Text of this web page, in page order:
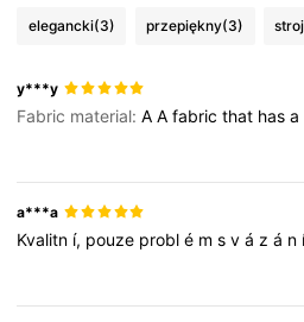
elegancki(3) przepiękny(3)
y***y
Fabric material:AAfabricthat hasa
a***a
Kvalitn í, pouze problé msvá zá n